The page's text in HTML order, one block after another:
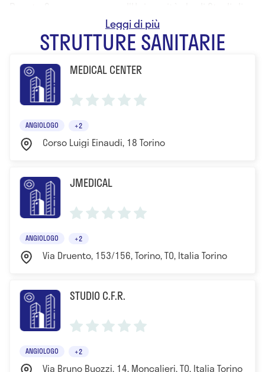
- 1992 Specializzazione in Chirurgia Vascolare
presso l'Università degli Studi di Milano
- Diploma di Istruttore A.T.L.S. (Advanced Trauma Life
Support)
STRUTTURE SANITARIE
MEDICAL CENTER
ANGIOLOGO +2
Corso Luigi Einaudi, 18 Torino
JMEDICAL
ANGIOLOGO +2
Via Druento, 153/156, Torino, TO, Italia Torino
STUDIO C.F.R.
ANGIOLOGO +2
Via Bruno Buozzi, 14, Moncalieri, TO, Italia Torino